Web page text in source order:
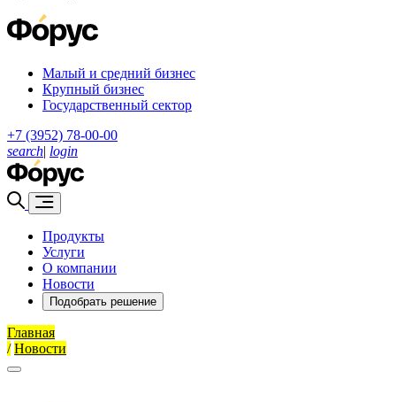
Малый и средний бизнес
Крупный бизнес
Государственный сектор
+7 (3952) 78-00-00
search| login
Продукты
Услуги
О компании
Новости
Подобрать решение
Главная
/ Новости